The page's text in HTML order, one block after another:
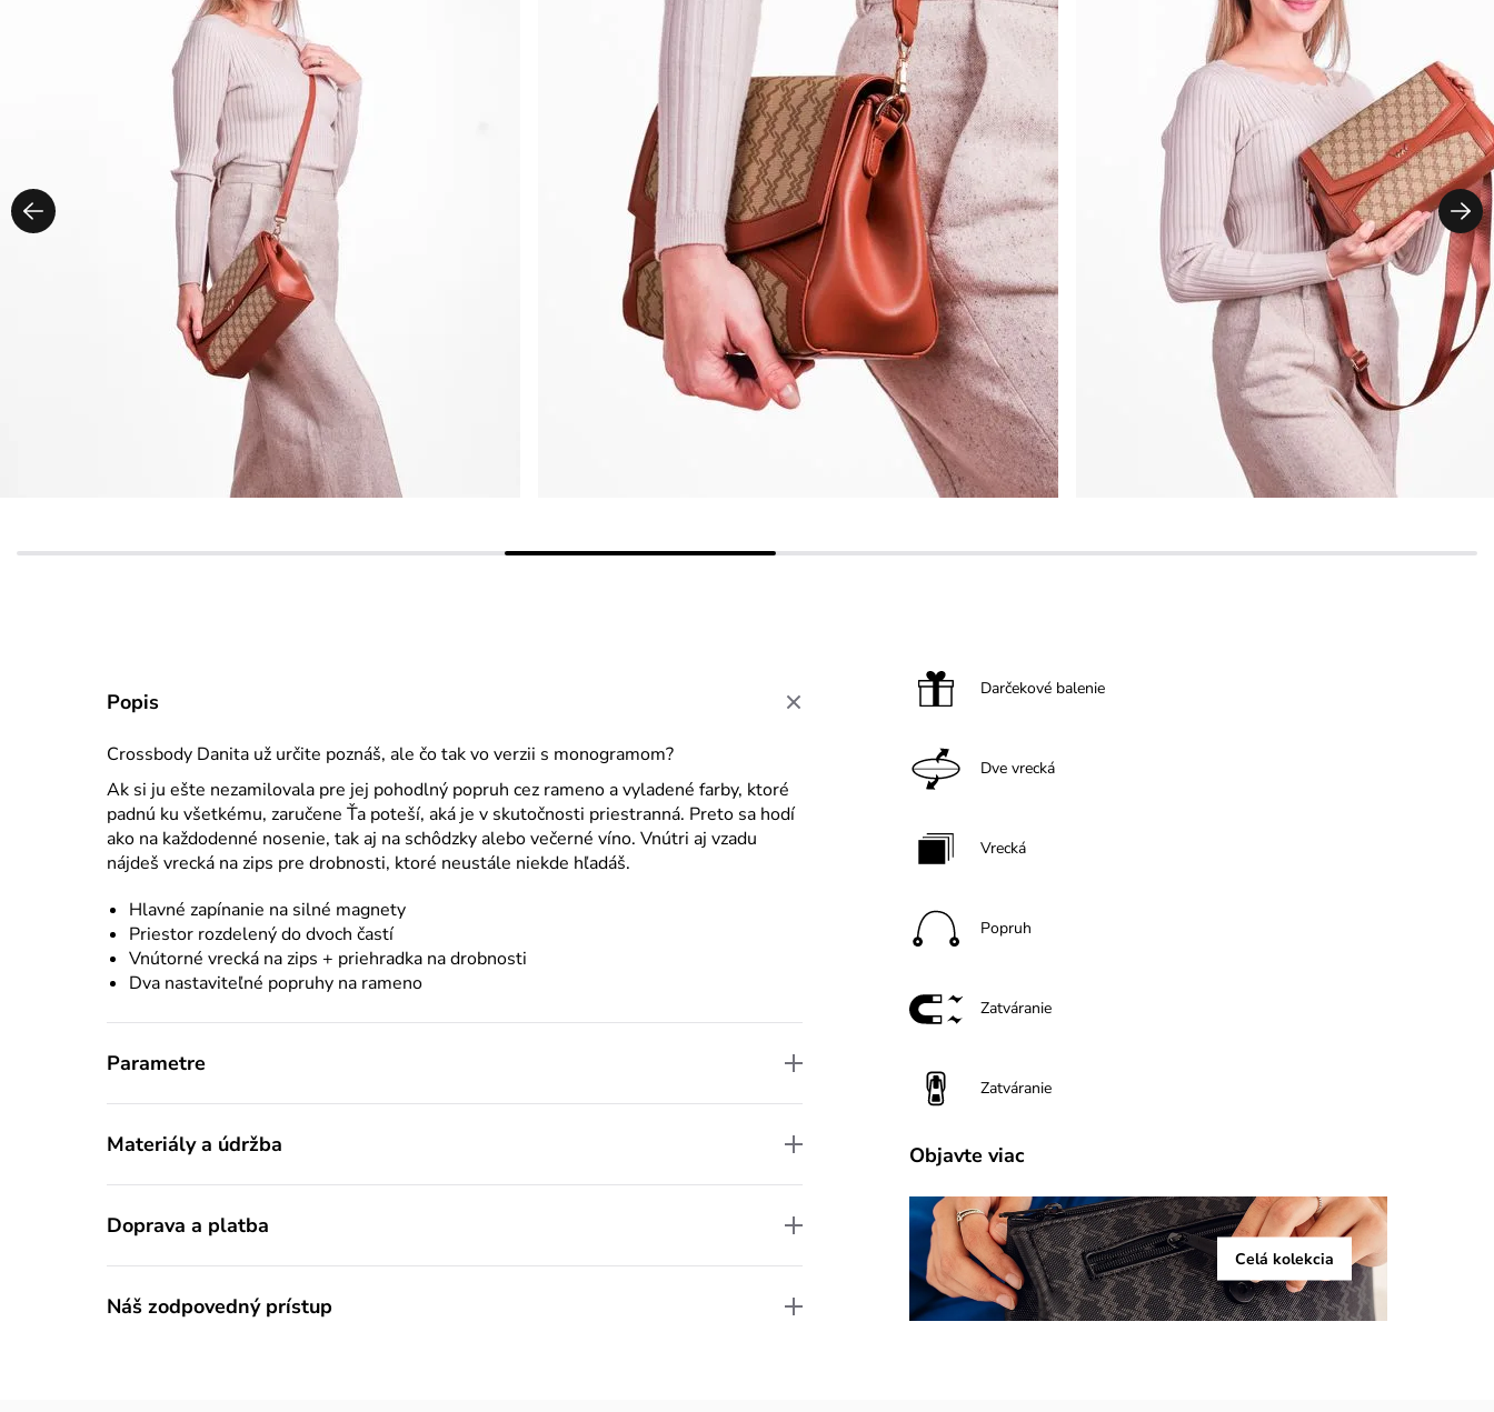
Popis
Crossbody Danita už určite poznáš, ale čo tak vo verzii s monogramom?
Ak si ju ešte nezamilovala pre jej pohodlný popruh cez rameno a vyladené farby, ktoré
padnú ku všetkému, zaručene Ťa poteší, aká je v skutočnosti priestranná. Preto sa hodí
ako na každodenné nosenie, tak aj na schôdzky alebo večerné víno. Vnútri aj vzadu
nájdeš vrecká na zips pre drobnosti, ktoré neustále niekde hľadáš.
Hlavné zapínanie na silné magnety
Priestor rozdelený do dvoch častí
Vnútorné vrecká na zips + priehradka na drobnosti
Dva nastaviteľné popruhy na rameno
Parametre
Materiály a údržba
Doprava a platba
Náš zodpovedný prístup
Darčekové balenie
Dve vrecká
Vrecká
Popruh
Zatváranie
Zatváranie
Objavte viac
Celá kolekcia